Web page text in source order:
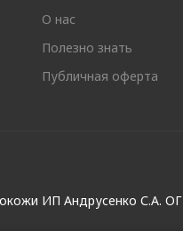
О нас
Полезно знать
Публичная оферта
ИП Андрусенко С.А.